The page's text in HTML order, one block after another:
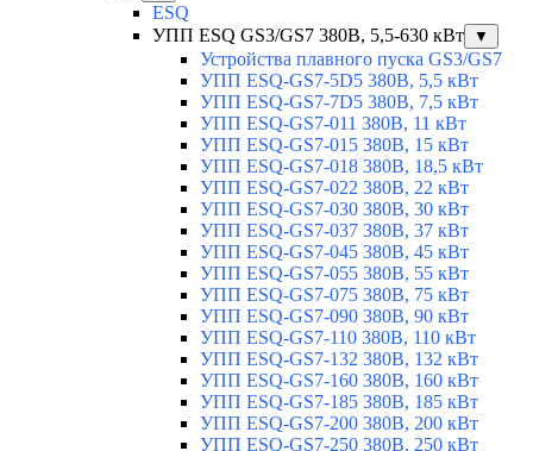
ESQ
УПП ESQ GS3/GS7 380В, 5,5-630 кВт
▼
Устройства плавного пуска GS3/GS7
УПП ESQ-GS7-5D5 380В, 5,5 кВт
УПП ESQ-GS7-7D5 380В, 7,5 кВт
УПП ESQ-GS7-011 380В, 11 кВт
УПП ESQ-GS7-015 380В, 15 кВт
УПП ESQ-GS7-018 380В, 18,5 кВт
УПП ESQ-GS7-022 380В, 22 кВт
УПП ESQ-GS7-030 380В, 30 кВт
УПП ESQ-GS7-037 380В, 37 кВт
УПП ESQ-GS7-045 380В, 45 кВт
УПП ESQ-GS7-055 380В, 55 кВт
УПП ESQ-GS7-075 380В, 75 кВт
УПП ESQ-GS7-090 380В, 90 кВт
УПП ESQ-GS7-110 380В, 110 кВт
УПП ESQ-GS7-132 380В, 132 кВт
УПП ESQ-GS7-160 380В, 160 кВт
УПП ESQ-GS7-185 380В, 185 кВт
УПП ESQ-GS7-200 380В, 200 кВт
УПП ESQ-GS7-250 380В, 250 кВт